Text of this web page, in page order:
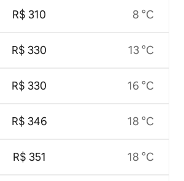
R$ 310
R$ 330
R$ 330
R$ 346
R$ 351
8 °C
13 °C
16 °C
18 °C
18 °C